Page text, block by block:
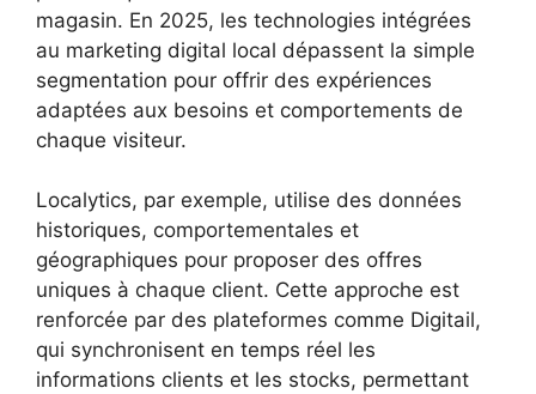
magasin. En 2025, les technologies intégrées
au marketing digital local dépassent la simple
segmentation pour offrir des expériences
adaptées aux besoins et comportements de
chaque visiteur.
Localytics, par exemple, utilise des données
historiques, comportementales et
géographiques pour proposer des offres
uniques à chaque client. Cette approche est
renforcée par des plateformes comme Digitail,
qui synchronisent en temps réel les
informations clients et les stocks, permettant